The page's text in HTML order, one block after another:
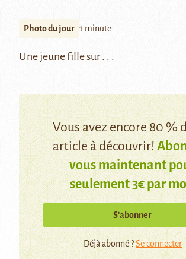
Photo du jour 1 minute
Une jeune fille sur . . .
Vous avez encore 80 %
article à découvrir!
vous maintenant
seulement 3€ par
S’abonner
Déjà abonné ?Se connecter